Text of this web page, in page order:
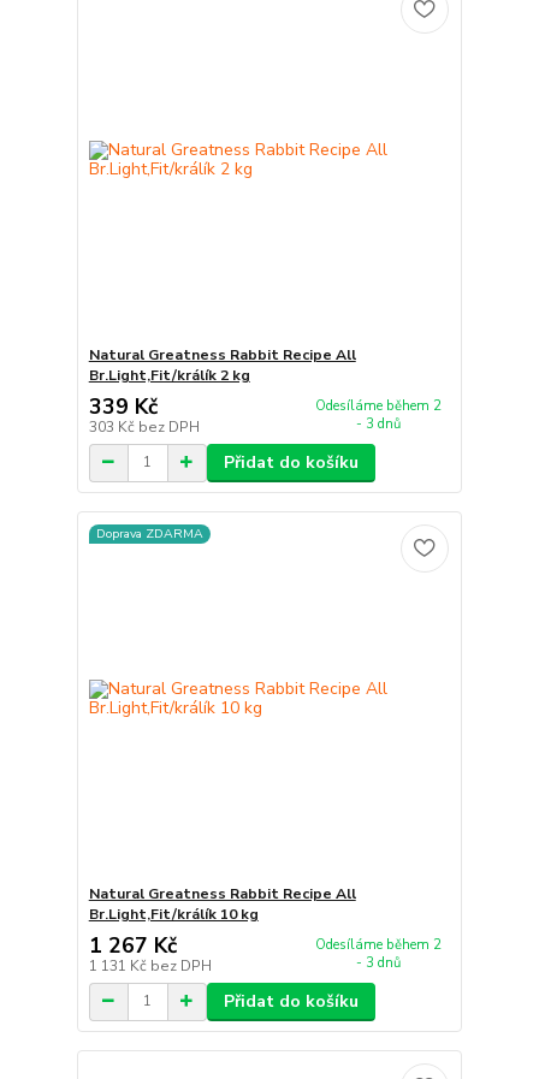
Natural Greatness Rabbit Recipe All
Br.Light,Fit/králík 2 kg
339 Kč
303 Kč bez DPH
Odesíláme během 2
- 3 dnů
Přidat do košíku
Doprava ZDARMA
Natural Greatness Rabbit Recipe All
Br.Light,Fit/králík 10 kg
1 267 Kč
1 131 Kč bez DPH
Odesíláme během 2
- 3 dnů
Přidat do košíku